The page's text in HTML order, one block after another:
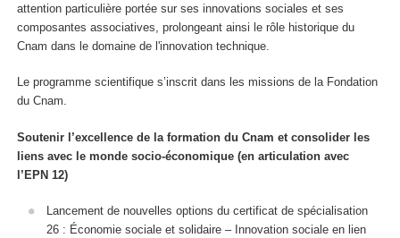
attention particulière portée sur ses innovations sociales et ses
composantes associatives, prolongeant ainsi le rôle historique du
Cnam dans le domaine de l'innovation technique.
Le programme scientifique s’inscrit dans les missions de la Fondation
du Cnam.
Soutenir l’excellence de la formation du Cnam et consolider les
liens avec le monde socio-économique (en articulation avec
l’EPN 12)
Lancement de nouvelles options du certificat de spécialisation
26 : Économie sociale et solidaire – Innovation sociale en lien